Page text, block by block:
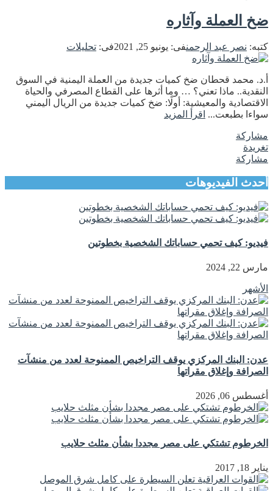
ضخ العملة وآثاره
كتبه: نصر عبد الرحمنفى: يونيو 25, 2021 فى: تحليلات
أ.د. محمد قحطان ضخ كميات جديدة من العملة اليمنية في السوق
النقدية.. ماذا تعني؟ … وما أثرها على القطاع المصرفي والحياة
الاقتصادية والمعيشية: أولًا: ضخ كميات جديدة من الريال اليمني
سواءا بطبعت... اقرأ المزيد
مشاركة
تغريدة
مشاركة
أحدث الفيديوهات
فيديو: كيف تحمي حساباتك الشخصية بخطوتين
مارس 22, 2024
الأشهر
عدن: البنك المركزي يوقف التراخيص الممنوحة لعدد من منشآت
الصرافة وإغلاق مقراتها
أغسطس 06, 2026
الخرطوم تشتكي على مصر مجددا بشأن مثلث حلايب
يناير 18, 2017